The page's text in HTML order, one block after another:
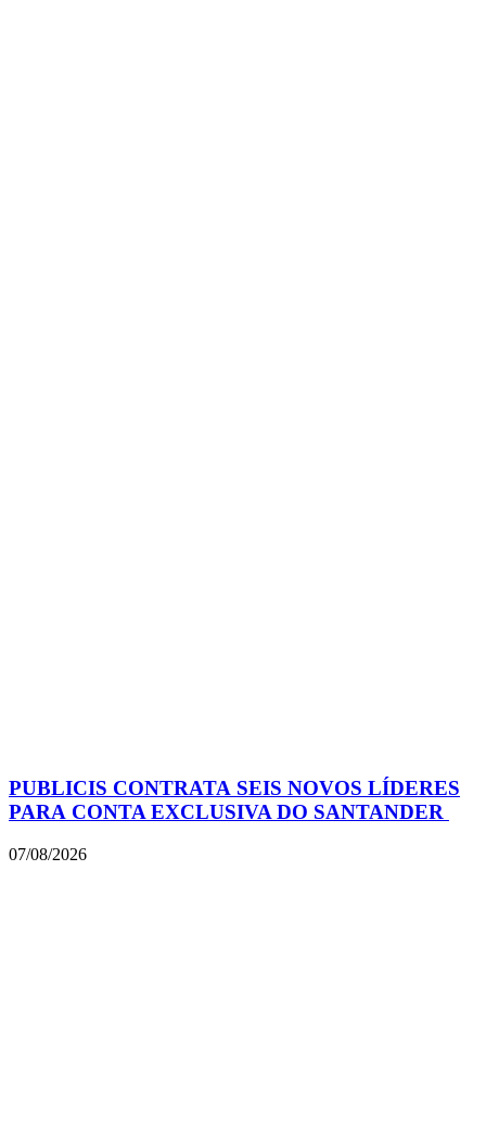
PUBLICIS CONTRATA SEIS NOVOS LÍDERES
PARA CONTA EXCLUSIVA DO SANTANDER
07/08/2026